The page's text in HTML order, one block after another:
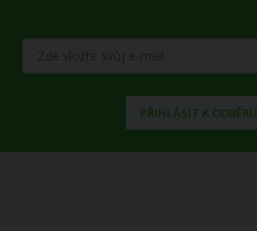
PŘIHLÁSIT K ODBĚRU